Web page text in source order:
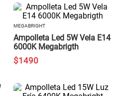
MEGABRIGHT
Ampolleta Led 5W Vela E14
6000K Megabrigth
$1490